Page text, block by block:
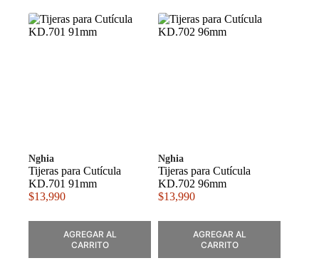
Nghia
Tijeras para Cutícula
KD.701 91mm
$13,990
AGREGAR AL
CARRITO
Nghia
Tijeras para Cutícula
KD.702 96mm
$13,990
AGREGAR AL
CARRITO